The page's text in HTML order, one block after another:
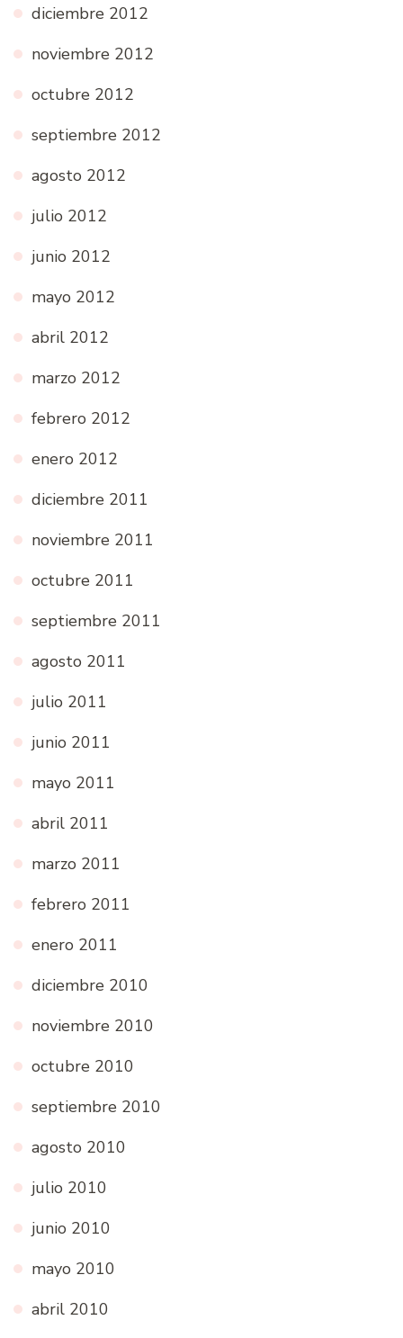
diciembre 2012
noviembre 2012
octubre 2012
septiembre 2012
agosto 2012
julio 2012
junio 2012
mayo 2012
abril 2012
marzo 2012
febrero 2012
enero 2012
diciembre 2011
noviembre 2011
octubre 2011
septiembre 2011
agosto 2011
julio 2011
junio 2011
mayo 2011
abril 2011
marzo 2011
febrero 2011
enero 2011
diciembre 2010
noviembre 2010
octubre 2010
septiembre 2010
agosto 2010
julio 2010
junio 2010
mayo 2010
abril 2010